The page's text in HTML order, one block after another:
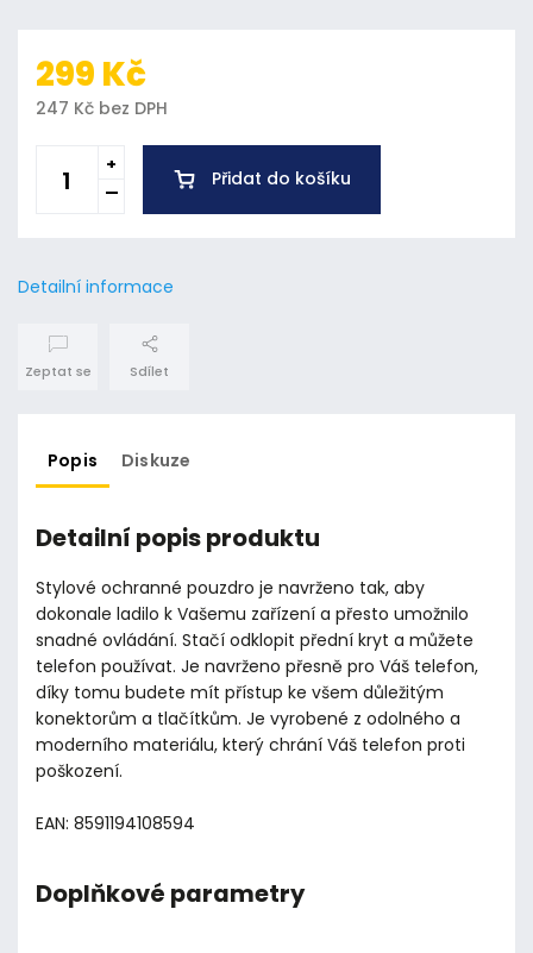
299 Kč
247 Kč bez DPH
Přidat do košíku
Detailní informace
Zeptat se Sdílet
Popis Diskuze
Detailní popis produktu
Stylové ochranné pouzdro je navrženo tak, aby
dokonale ladilo k Vašemu zařízení a přesto umožnilo
snadné ovládání. Stačí odklopit přední kryt a můžete
telefon používat. Je navrženo přesně pro Váš telefon,
díky tomu budete mít přístup ke všem důležitým
konektorům a tlačítkům. Je vyrobené z odolného a
moderního materiálu, který chrání Váš telefon proti
poškození.
EAN: 8591194108594
Doplňkové parametry